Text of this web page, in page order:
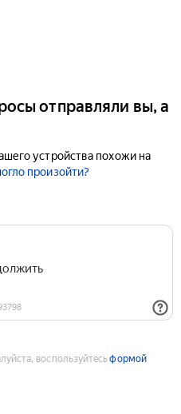
отправляли вы, а
устройства похожи на
произойти?
воспользуйтесьформой